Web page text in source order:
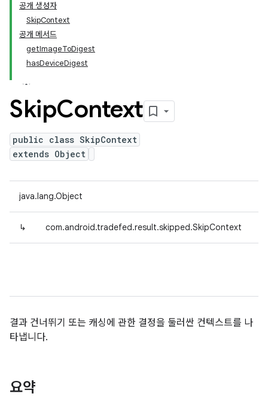
공개 생성자
SkipContext
공개 메서드
getImageToDigest
hasDeviceDigest
SkipContext
public class SkipContext
extends Object
java.lang.Object
↳ com.android.tradefed.result.skipped.SkipContext
결과 건너뛰기 또는 캐싱에 관한 결정을 둘러싼 컨텍스트를 나
타냅니다.
요약